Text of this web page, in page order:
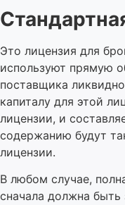
Это лицензия для
используют прямую
поставщика
капиталу для этой
лицензии, и
содержанию будут
лицензии.
В любом случае,
сначала должна быть